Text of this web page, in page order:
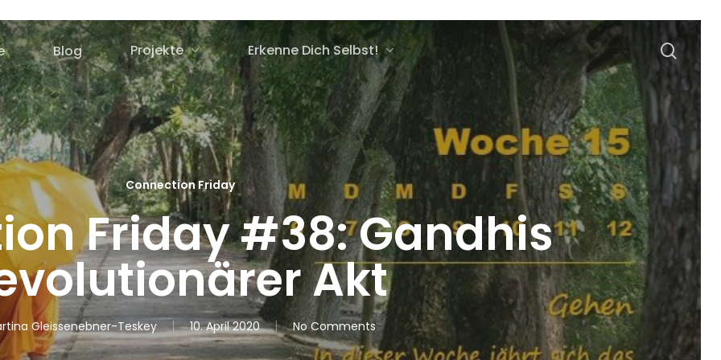
Blog Projekte Erkenne Dich Selbst!
Connection Friday
Friday #38: Gandhis
Akt
Gleissenebner-Teskey 10. April 2020 No Comments